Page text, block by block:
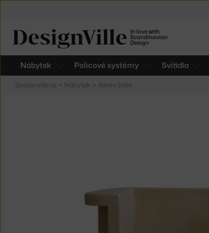
In love with
Scandinavian
Design
Nábytek Policové systémy Svítidla
Designville.cz > Nábytek > Jídelní židle